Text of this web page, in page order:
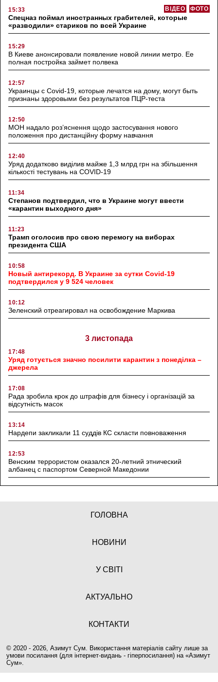
15:33 ФОТО
ВІДЕО
Спецназ поймал иностранных грабителей, которые
«разводили» стариков по всей Украине
15:29
В Киеве анонсировали появление новой линии метро. Ее
полная постройка займет полвека
12:57
Украинцы с Covid-19, которые лечатся на дому, могут быть
признаны здоровыми без результатов ПЦР-теста
12:50
МОН надало роз’яснення щодо застосування нового
положення про дистанційну форму навчання
12:40
Уряд додатково виділив майже 1,3 млрд грн на збільшення
кількості тестувань на COVID-19
11:34
Степанов подтвердил, что в Украине могут ввести
«карантин выходного дня»
11:23
Трамп оголосив про свою перемогу на виборах
президента США
10:58
Новый антирекорд. В Украине за сутки Covid-19
подтвердился у 9 524 человек
10:12
Зеленский отреагировал на освобождение Маркива
3 листопада
17:48
Уряд готується значно посилити карантин з понеділка –
джерела
17:08
Рада зробила крок до штрафів для бізнесу і організацій за
відсутність масок
13:14
Нардепи закликали 11 суддів КС скласти повноваження
12:53
Венским террористом оказался 20-летний этнический
албанец с паспортом Северной Македонии
ГОЛОВНА
НОВИНИ
У СВІТІ
АКТУАЛЬНО
КОНТАКТИ
© 2020 - 2026, Азимут Сум. Використання матеріалів сайту лише за
умови посилання (для інтернет-видань - гіперпосилання) на «Азимут
Сум».